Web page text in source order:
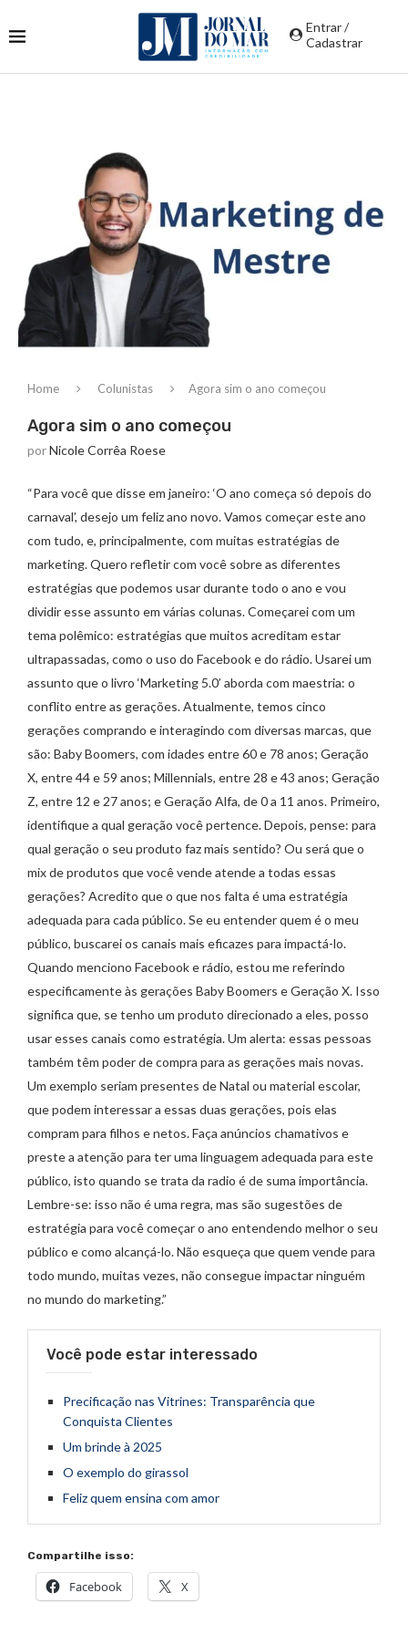
Entrar /
Cadastrar
Home Colunistas Agora sim o ano começou
Agora sim o ano começou
porNicole Corrêa Roese
“Para você que disse em janeiro: ‘O ano começa só depois do
carnaval’, desejo um feliz ano novo. Vamos começar este ano
com tudo, e, principalmente, com muitas estratégias de
marketing. Quero refletir com você sobre as diferentes
estratégias que podemos usar durante todo o ano e vou
dividir esse assunto em várias colunas. Começarei com um
tema polêmico: estratégias que muitos acreditam estar
ultrapassadas, como o uso do Facebook e do rádio. Usarei um
assunto que o livro ‘Marketing 5.0’ aborda com maestria: o
conflito entre as gerações. Atualmente, temos cinco
gerações comprando e interagindo com diversas marcas, que
são: Baby Boomers, com idades entre 60 e 78 anos; Geração
X, entre 44 e 59 anos; Millennials, entre 28 e 43 anos; Geração
Z, entre 12 e 27 anos; e Geração Alfa, de 0 a 11 anos. Primeiro,
identifique a qual geração você pertence. Depois, pense: para
qual geração o seu produto faz mais sentido? Ou será que o
mix de produtos que você vende atende a todas essas
gerações? Acredito que o que nos falta é uma estratégia
adequada para cada público. Se eu entender quem é o meu
público, buscarei os canais mais eficazes para impactá-lo.
Quando menciono Facebook e rádio, estou me referindo
especificamente às gerações Baby Boomers e Geração X. Isso
significa que, se tenho um produto direcionado a eles, posso
usar esses canais como estratégia. Um alerta: essas pessoas
também têm poder de compra para as gerações mais novas.
Um exemplo seriam presentes de Natal ou material escolar,
que podem interessar a essas duas gerações, pois elas
compram para filhos e netos. Faça anúncios chamativos e
preste a atenção para ter uma linguagem adequada para este
público, isto quando se trata da radio é de suma importância.
Lembre-se: isso não é uma regra, mas são sugestões de
estratégia para você começar o ano entendendo melhor o seu
público e como alcançá-lo. Não esqueça que quem vende para
todo mundo, muitas vezes, não consegue impactar ninguém
no mundo do marketing.”
Você pode estar interessado
Precificação nas Vitrines: Transparência que
Conquista Clientes
Um brinde à 2025
O exemplo do girassol
Feliz quem ensina com amor
Compartilhe isso:
Facebook X